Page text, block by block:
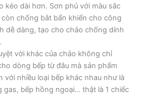
kéo dài hơn. Sơn phủ với màu sắc
còn chống bắt bẩn khiến cho công
dễ dàng, tạo cho chảo chống dính
vời khác của chảo không chỉ
dòng bếp từ đâu mà sản phẩm
với nhiều loại bếp khác nhau như là
gas, bếp hồng ngoại… thật là 1 chiếc